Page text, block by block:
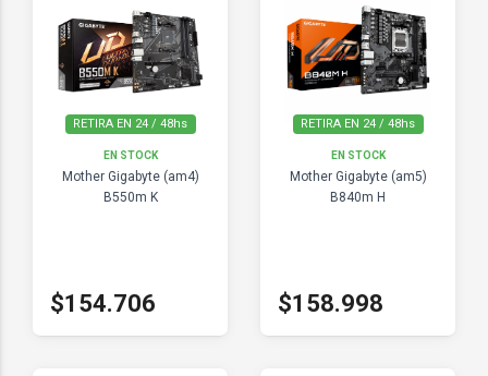
RETIRA EN 24 / 48hs
EN STOCK
Mother Gigabyte (am4)
B550m K
$154.706
RETIRA EN 24 / 48hs
EN STOCK
Mother Gigabyte (am5)
B840m H
$158.998